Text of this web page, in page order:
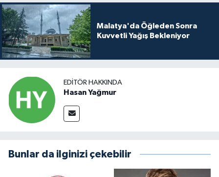
Malatya'da Öğleden Sonra
Kuvvetli Yağış Bekleniyor
EDITÖR HAKKINDA
Hasan Yağmur
Bunlar da ilginizi çekebilir